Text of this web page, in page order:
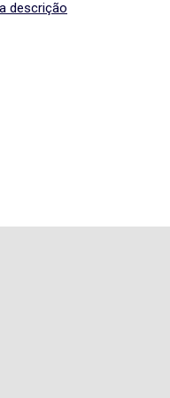
descrição